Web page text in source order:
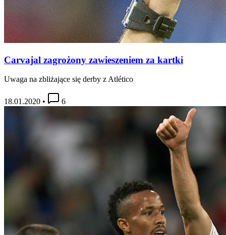
Carvajal zagrożony zawieszeniem za kartki
Uwaga na zbliżające się derby z Atlético
18.01.2020 • 6